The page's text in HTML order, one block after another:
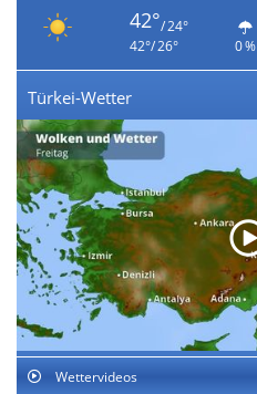
42°/ 24°
42°/ 26°
0 %
Türkei-Wetter
Wettervideos